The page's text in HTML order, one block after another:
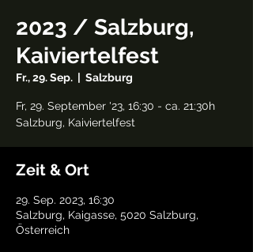
2023 / Salzburg,
Kaiviertelfest
Fr., 29. Sep.
  |
Salzburg
Fr, 29. September '23, 16:30 - ca. 21:30h
Salzburg, Kaiviertelfest
Zeit & Ort
29. Sep. 2023, 16:30
Salzburg, Kaigasse, 5020 Salzburg,
Österreich